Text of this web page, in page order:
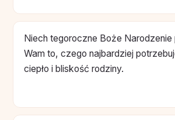
Niech tegoroczne Boże Narodzenie
Wam to, czego najbardziej
ciepło i bliskość rodziny.